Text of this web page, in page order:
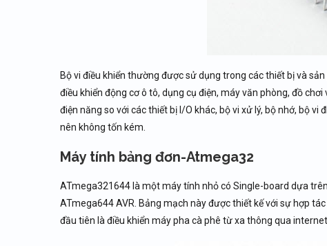
Bộ vi điều khiển thường được sử dụng trong các thiết bị và
điều khiển động cơ ô tô, dụng cụ điện, máy văn phòng, đồ
điện năng so với các thiết bị I/O khác, bộ vi xử lý, bộ nhớ, bộ
nên không tốn kém.
Máy tính bảng đơn-Atmega32
ATmega321644 là một máy tính nhỏ có Single-board dựa
ATmega644 AVR. Bảng mạch này được thiết kế với sự hợp
đầu tiên là điều khiển máy pha cà phê từ xa thông qua internet.